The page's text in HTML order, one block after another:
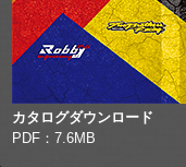
カタログダウンロード
PDF：7.6MB